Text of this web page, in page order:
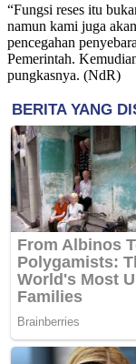
“Fungsi reses itu
namun kami juga
pencegahan
Pemerintah.
pungkasnya. (NdR)